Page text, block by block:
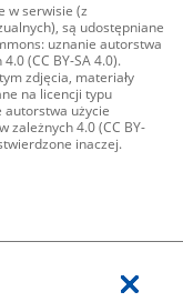
w serwisie (z
są udostępniane
uznanie autorstwa
(CC BY-SA 4.0).
zdjęcia, materiały
na licencji typu
autorstwa użycie
zależnych 4.0 (CC BY-
inaczej.